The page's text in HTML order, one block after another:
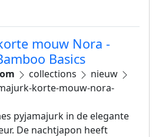
mouw Nora -
Basics
collections
nieuw
korte-mouw-nora-
pyjamajurk in de elegante
De nachtjapon heeft